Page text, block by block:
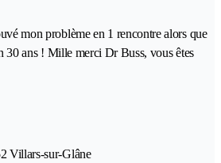
mon problème en 1 rencontre alors que
30 ans ! Mille merci Dr Buss, vous êtes
Villars-sur-Glâne